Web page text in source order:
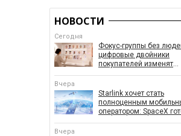
НОВОСТИ
Сегодня
Фокус-группы без
цифровые двойники
покупателей изменят
Вчера
Starlink хочет стать
полноценным
оператором: SpaceX
Вчера